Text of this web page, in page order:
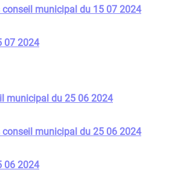
municipal du 15 07 2024
07 2024
municipal du 25 06 2024
municipal du 25 06 2024
06 2024